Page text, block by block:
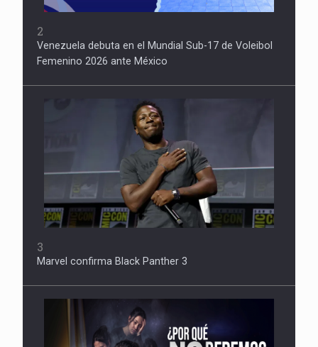
2
Venezuela debuta en el Mundial Sub-17 de Voleibol
Femenino 2026 ante México
3
Marvel confirma Black Panther 3